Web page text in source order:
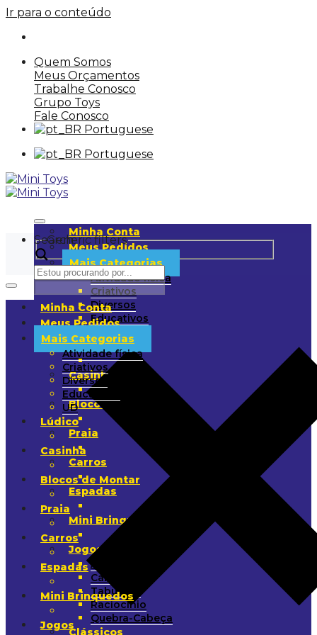
Ir para o conteúdo
Quem Somos
Meus Orçamentos
Trabalhe Conosco
Grupo Toys
Fale Conosco
Portuguese
Portuguese
Minha Conta
Meus Pedidos
Mais Categorias
Atividade física
Criativos
Diversos
Educativos
Lúdico
Casinha
Blocos de Montar
Praia
Carros
Espadas
Mini Brinquedos
Jogos
Arremesso
Cartas
Tabuleiro
Raciocínio
Quebra-Cabeça
Clássicos
Search
Generic filters
Minha Conta
Meus Pedidos
Mais Categorias
Atividade física
Criativos
Diversos
Educativos
UD
Lúdico
Casinha
Blocos de Montar
Praia
Carros
Espadas
Mini Brinquedos
Jogos